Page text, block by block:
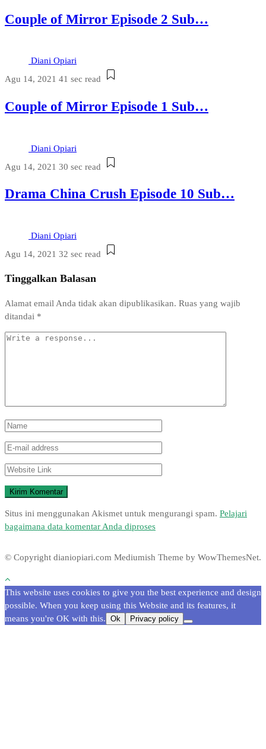
Couple of Mirror Episode 2 Sub…
Diani Opiari
Agu 14, 2021 41 sec read
Couple of Mirror Episode 1 Sub…
Diani Opiari
Agu 14, 2021 30 sec read
Drama China Crush Episode 10 Sub…
Diani Opiari
Agu 14, 2021 32 sec read
Tinggalkan Balasan
Alamat email Anda tidak akan dipublikasikan. Ruas yang wajib
ditandai *
Situs ini menggunakan Akismet untuk mengurangi spam. Pelajari
bagaimana data komentar Anda diproses
© Copyright dianiopiari.com Mediumish Theme by WowThemesNet.
This website uses cookies to give you the best experience and design
possible. When you keep using this Website and its features, it
means you're OK with this. Ok Privacy policy